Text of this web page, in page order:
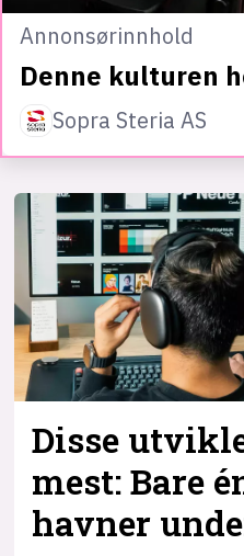
Annonsørinnhold
Denne kulturen
Sopra Steria AS
Disse
mest: Bare
havner